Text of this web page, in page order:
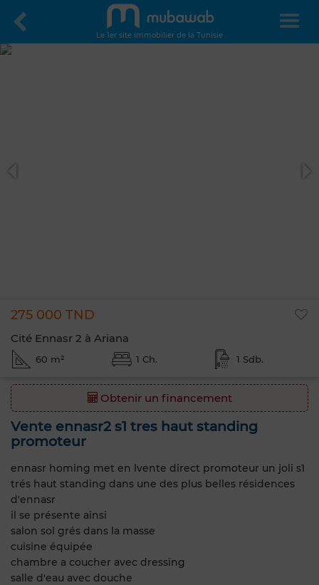
Le 1er site immobilier de la Tunisie
275 000 TND
Cité Ennasr 2 à Ariana
60 m² 1 Ch. 1 Sdb.
Obtenir un financement
Vente ennasr2 s1 tres haut standing
promoteur
ennasr homing met en lvente direct promoteur un joli s1
trés haut standing dans une des plus belles résidences
d'ennasr
il se présente ainsi
salon sol grés dans la masse
cuisine équipée
chambre a coucher avec dressing
salle d'eau avec douche